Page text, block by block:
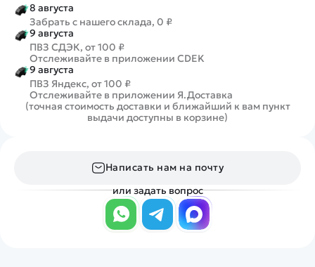
8 августа
Забрать с нашего склада, 0 ₽
9 августа
ПВЗ СДЭК, от 100 ₽
Отслеживайте в приложении CDEK
9 августа
ПВЗ Яндекс, от 100 ₽
Отслеживайте в приложении Я.Доставка
(точная стоимость доставки и ближайший к вам пункт
выдачи доступны в корзине)
Написать нам на почту
или задать вопрос